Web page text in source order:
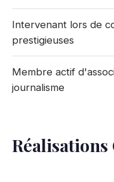
Intervenant lors de
prestigieuses
Membre actif
journalisme
Réalisations